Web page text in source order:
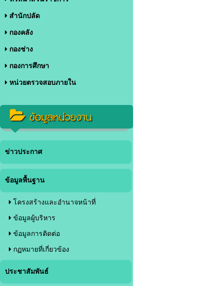
สำนักปลัด
กองคลัง
กองช่าง
กองการศึกษา
หน่วยตรวจสอบภายใน
ข้อมูลหน่วยงาน
ข่าวประกาศ
ข้อมูลพื้นฐาน
โครงสร้างและอำนาจหน้าที่
ข้อมูลผู้บริหาร
ข้อมูลการติดต่อ
กฏหมายที่เกี่ยวข้อง
ประชาสัมพันธ์